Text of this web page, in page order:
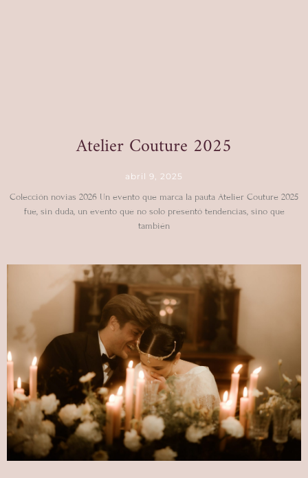
Atelier Couture 2025
abril 9, 2025
Colección novias 2026 Un evento que marca la pauta Atelier Couture 2025
fue, sin duda, un evento que no solo presentó tendencias, sino que
también